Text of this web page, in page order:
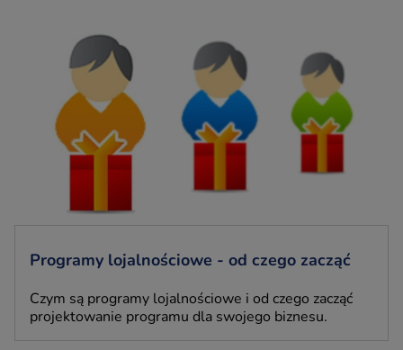
Programy lojalnościowe - od czego zacząć
Czym są programy lojalnościowe i od czego zacząć
projektowanie programu dla swojego biznesu.